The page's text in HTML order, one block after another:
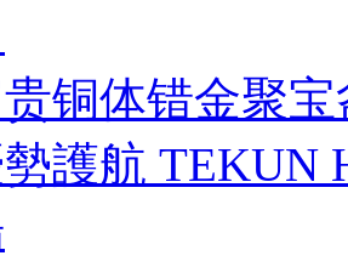
铜体错金聚
護航 TEKUN